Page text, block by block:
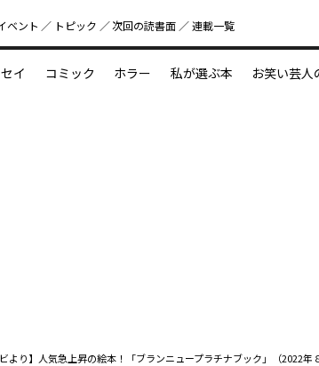
ベント トピック 次回の読書⾯ 連載一覧
イ コミック ホラー 私が選ぶ本 お笑い芸人
ビより】人気急上昇の絵本！「ブランニュープラチナブック」（2022年